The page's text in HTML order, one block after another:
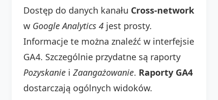
Dostęp do danych kanału Cross-network
w Google Analytics 4 jest prosty.
Informacje te można znaleźć w interfejsie
GA4. Szczególnie przydatne są raporty
Pozyskanie i Zaangażowanie. Raporty GA4
dostarczają ogólnych widoków.